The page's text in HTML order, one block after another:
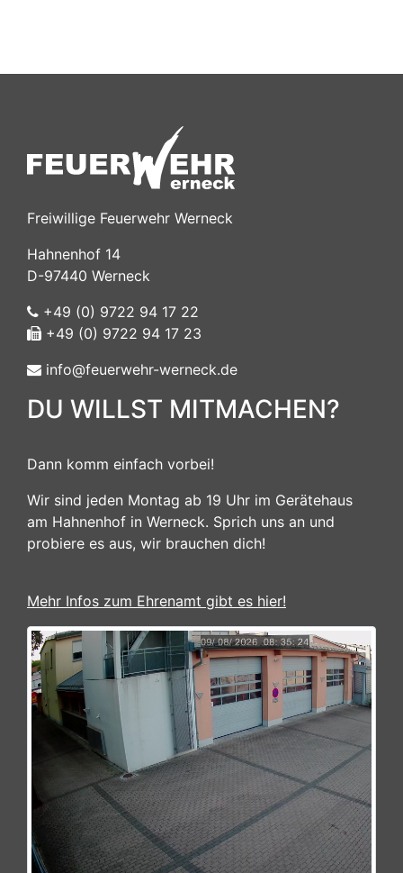
Freiwillige Feuerwehr Werneck
Hahnenhof 14
D-97440 Werneck
+49 (0) 9722 94 17 22
+49 (0) 9722 94 17 23
info@feuerwehr-werneck.de
DU WILLST MITMACHEN?
Dann komm einfach vorbei!
Wir sind jeden Montag ab 19 Uhr im Gerätehaus
am Hahnenhof in Werneck. Sprich uns an und
probiere es aus, wir brauchen dich!
Mehr Infos zum Ehrenamt gibt es hier!